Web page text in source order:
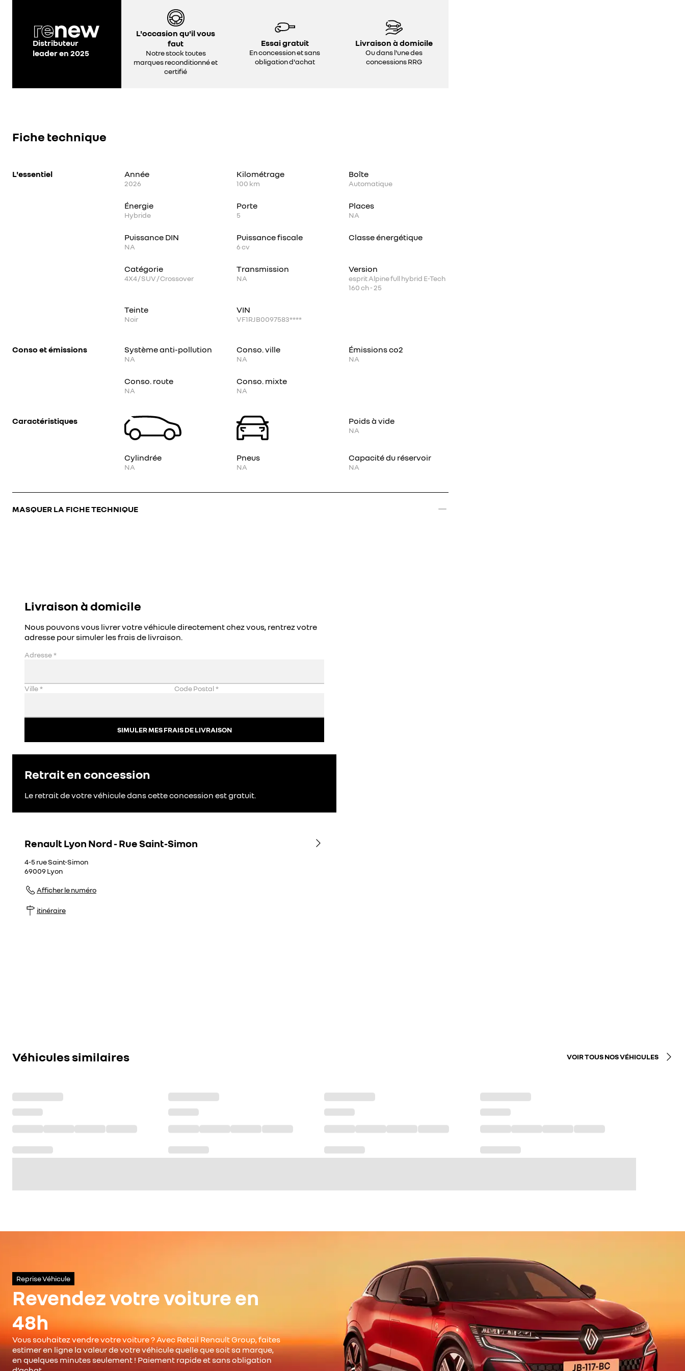
Distributeur
leader en 2025
L'occasion qu'il vous
faut
Notre stock toutes
marques reconditionné et
certifié
Essai gratuit
En concession et sans
obligation d'achat
Livraison à domicile
Ou dans l'une des
concessions RRG
Fiche technique
MASQUER LA FICHE TECHNIQUE
L'essentiel Année
2026
Kilométrage
100 km
Boîte
Automatique
Énergie
Hybride
Porte
5
Places
NA
Puissance DIN
NA
Puissance fiscale
6cv
Classe énergétique
Catégorie
4X4 / SUV / Crossover
Transmission
NA
Version
esprit Alpine full hybrid E-Tech
160 ch - 25
Teinte
Noir
VIN
VF1RJB0097583****
Conso et émissions Système anti-pollution
NA
Conso. ville
NA
Émissions co2
NA
Conso. route
NA
Conso. mixte
NA
Caractéristiques Poids à vide
NA
Cylindrée
NA
Pneus
NA
Capacité du réservoir
NA
Livraison à domicile
Nous pouvons vous livrer votre véhicule directement chez vous, rentrez votre
adresse pour simuler les frais de livraison.
Adresse*
Ville* Code Postal*
SIMULER MES FRAIS DE LIVRAISON
Retrait en concession
Le retrait de votre véhicule dans cette concession est gratuit.
Renault Lyon Nord - Rue Saint-Simon
4-5 rue Saint-Simon
69009Lyon
Afficher le numéro
itinéraire
Véhicules similaires VOIR TOUS NOS VÉHICULES
Reprise Véhicule
Revendez votre voiture en
48h
Vous souhaitez vendre votre voiture ? Avec Retail Renault Group, faites
estimer en ligne la valeur de votre véhicule quelle que soit sa marque,
en quelques minutes seulement ! Paiement rapide et sans obligation